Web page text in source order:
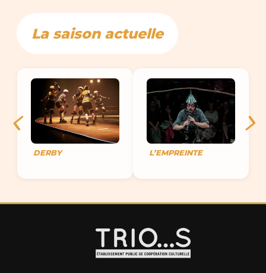
La saison actuelle
DERBY L’EMPREINTE